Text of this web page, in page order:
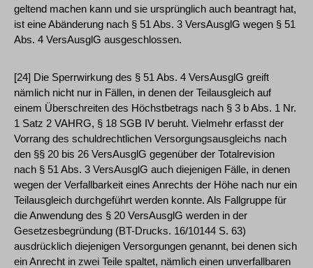
geltend machen kann und sie ursprünglich auch beantragt hat,
ist eine Abänderung nach § 51 Abs. 3 VersAusglG wegen § 51
Abs. 4 VersAusglG ausgeschlossen.
[24] Die Sperrwirkung des § 51 Abs. 4 VersAusglG greift
nämlich nicht nur in Fällen, in denen der Teilausgleich auf
einem Überschreiten des Höchstbetrags nach § 3 b Abs. 1 Nr.
1 Satz 2 VAHRG, § 18 SGB IV beruht. Vielmehr erfasst der
Vorrang des schuldrechtlichen Versorgungsausgleichs nach
den §§ 20 bis 26 VersAusglG gegenüber der Totalrevision
nach § 51 Abs. 3 VersAusglG auch diejenigen Fälle, in denen
wegen der Verfallbarkeit eines Anrechts der Höhe nach nur ein
Teilausgleich durchgeführt werden konnte. Als Fallgruppe für
die Anwendung des § 20 VersAusglG werden in der
Gesetzesbegründung (BT-Drucks. 16/10144 S. 63)
ausdrücklich diejenigen Versorgungen genannt, bei denen sich
ein Anrecht in zwei Teile spaltet, nämlich einen unverfallbaren